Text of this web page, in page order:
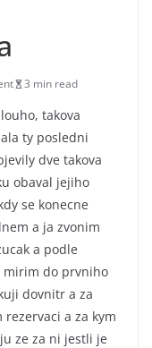
3 min read
takova
ty posledni
dve takova
obaval jejiho
se konecne
a ja zvonim
a podle
mirim do prvniho
dovnitr a za
a za kym
ze za ni jestli je